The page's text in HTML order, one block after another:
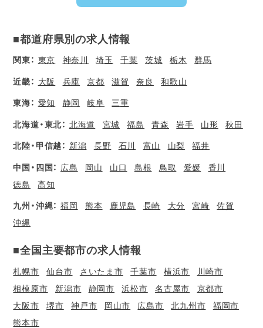
■都道府県別の求人情報
関東： 東京 神奈川 埼玉 千葉 茨城 栃木 群馬
近畿： 大阪 兵庫 京都 滋賀 奈良 和歌山
東海： 愛知 静岡 岐阜 三重
北海道・東北： 北海道 宮城 福島 青森 岩手 山形 秋田
北陸・甲信越： 新潟 長野 石川 富山 山梨 福井
中国・四国： 広島 岡山 山口 島根 鳥取 愛媛
香川
徳島
高知
九州・沖縄： 福岡 熊本 鹿児島 長崎 大分 宮崎
佐賀
沖縄
■全国主要都市の求人情報
札幌市 仙台市 さいたま市 千葉市 横浜市
川崎市
相模原市
新潟市 静岡市 浜松市 名古屋市
京都市
大阪市
堺市 神戸市 岡山市 広島市 北九州市
福岡市
熊本市